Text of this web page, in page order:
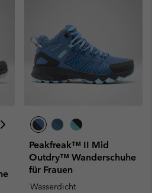
Peakfreak™ II Mid
Outdry™ Wanderschuhe
für Frauen
Wasserdicht